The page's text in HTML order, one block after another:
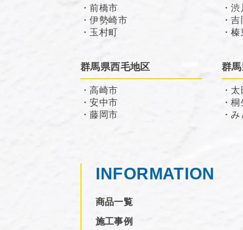
・前橋市
・伊勢崎市
・玉村町
・
・
・
群馬県西毛地区
・高崎市
・安中市
・藤岡市
群
・
・
・
INFORMATION
商品一覧
施工事例